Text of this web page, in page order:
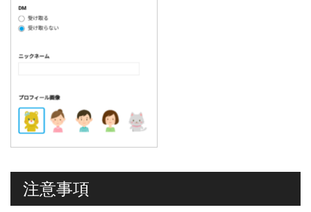
注意事項